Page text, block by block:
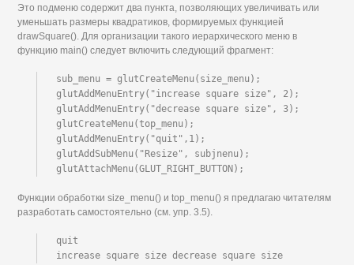
Это подменю содержит два пункта, позволяющих увеличивать или
уменьшать размеры квадратиков, формируемых функцией
drawSquare(). Для организации такого иерархического меню в
функцию main() следует включить следующий фрагмент:
sub_menu = glutCreateMenu(size_menu);
glutAddMenuEntry("increase square size", 2);
glutAddMenuEntry("decrease square size", 3);
glutCreateMenu(top_menu);
glutAddMenuEntry("quit",1);
glutAddSubMenu("Resize", subjnenu);
glutAttachMenu(GLUT_RIGHT_BUTTON);
Функции обработки size_menu() и top_menu() я предлагаю читателям
разработать самостоятельно (см. упр. 3.5).
quit
increase square size decrease square size